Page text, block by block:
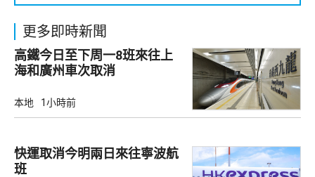
更多即時新聞
高鐵今日至下周一8班來往上
海和廣州車次取消
本地 1小時前
快運取消今明兩日來往寧波航
班